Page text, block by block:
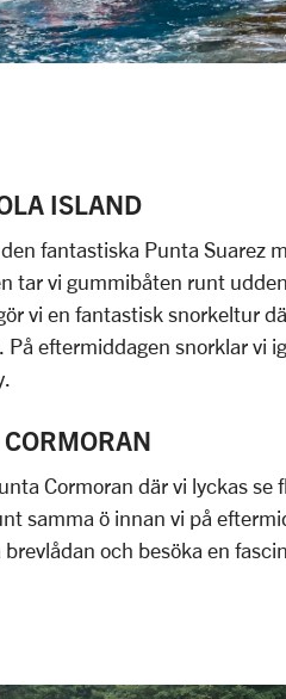
ISLAND
fantastiska Punta Suarez
tar vi gummibåten runt
vi en fantastisk snorkeltur
eftermiddagen snorklar vi
Cormoran där vi lyckas se
samma ö innan vi på
och besöka en